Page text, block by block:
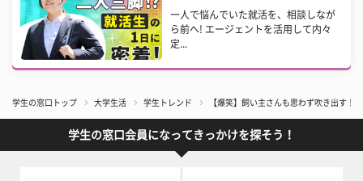
一人で悩んでいた就活を、相談しなが
ら前へ! エージェントを活用して内々
定...
学生の窓口トップ 大学生活 学生トレンド 【爆笑】飼い主さんも思わず吹き出す！
学生の窓口会員になってきっかけを探そう！